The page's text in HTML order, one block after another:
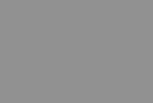
Gaz
Gaz